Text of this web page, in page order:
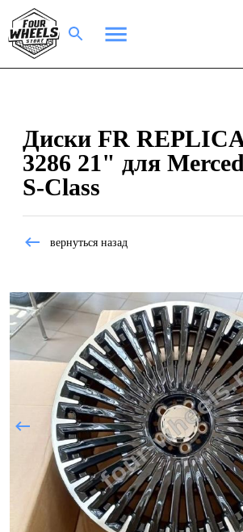
Диски FR
3286 21" для
S-Class
вернуться назад